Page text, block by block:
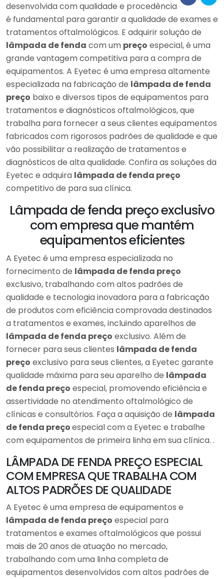
desenvolvida com qualidade e procedência
é fundamental para garantir a qualidade de exames e
tratamentos oftalmológicos. E adquirir solução de
lâmpada de fenda com um preço especial, é uma
grande vantagem competitiva para a compra de
equipamentos. A Eyetec é uma empresa altamente
especializada na fabricação de lâmpada de fenda
preço baixo e diversos tipos de equipamentos para
tratamentos e diagnósticos oftalmológicos, que
trabalha para fornecer a seus clientes equipamentos
fabricados com rigorosos padrões de qualidade e que
vão possibilitar a realização de tratamentos e
diagnósticos de alta qualidade. Confira as soluções da
Eyetec e adquira lâmpada de fenda preço
competitivo de para sua clínica.
Lâmpada de fenda preço exclusivo
com empresa que mantém
equipamentos eficientes
A Eyetec é uma empresa especializada no
fornecimento de lâmpada de fenda preço
exclusivo, trabalhando com altos padrões de
qualidade e tecnologia inovadora para a fabricação
de produtos com eficiência comprovada destinados
a tratamentos e exames, incluindo aparelhos de
lâmpada de fenda preço exclusivo. Além de
fornecer para seus clientes lâmpada de fenda
preço exclusivo para seus clientes, a Eyetec garante
qualidade máxima para seu aparelho de lâmpada
de fenda preço especial, promovendo eficiência e
assertividade no atendimento oftalmológico de
clínicas e consultórios. Faça a aquisição de lâmpada
de fenda preçoespecial com a Eyetec e trabalhe
com equipamentos de primeira linha em sua clínica. .
LÂMPADA DE FENDA PREÇO ESPECIAL
COM EMPRESA QUE TRABALHA COM
ALTOS PADRÕES DE QUALIDADE
A Eyetec é uma empresa de equipamentos e
lâmpada de fenda preço especial para
tratamentos e exames oftalmológicos que possui
mais de 20 anos de atuação no mercado,
trabalhando com uma linha completa de
equipamentos desenvolvidos com altos padrões de